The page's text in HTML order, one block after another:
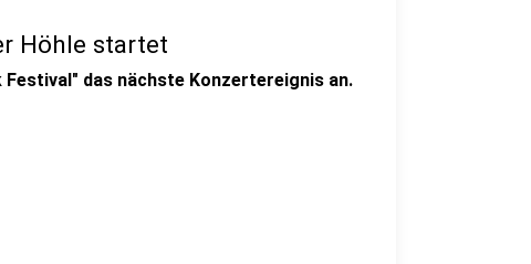
Höhle startet
das nächste Konzertereignis an.